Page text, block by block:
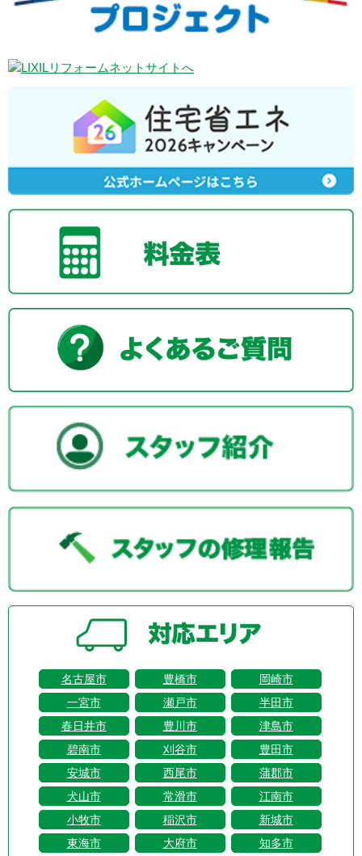
名古屋市 豊橋市
岡崎市
一宮市
瀬戸市
半田市
春日井市
豊川市
津島市
碧南市
刈谷市
豊田市
安城市
西尾市
蒲郡市
犬山市
常滑市
江南市
小牧市
稲沢市
新城市
東海市
大府市
知多市